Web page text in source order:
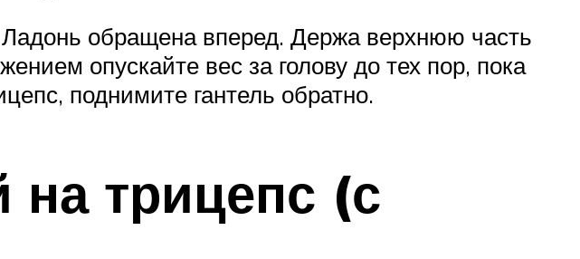
обращена вперед. Держа верхнюю часть
опускайте вес за голову до тех пор, пока
поднимите гантель обратно.
на трицепс (с